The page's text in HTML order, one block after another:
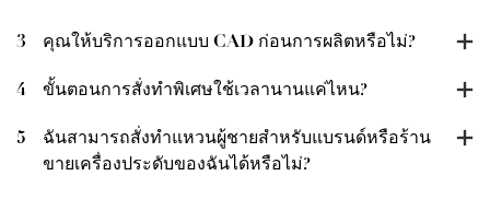
3 คุณให้บริการออกแบบ CAD ก่อนการผลิตหรือไม่?
4 ขั้นตอนการสั่งทำพิเศษใช้เวลานานแค่ไหน?
5
ฉันสามารถสั่งทำแหวนผู้ชายสำหรับแบรนด์หรือร้าน
ขายเครื่องประดับของฉันได้หรือไม่?